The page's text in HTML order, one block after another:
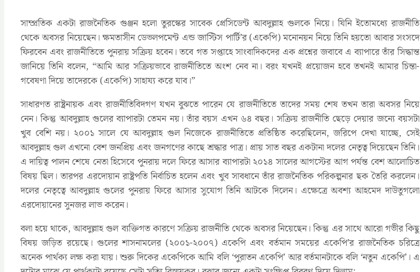
সাম্প্রতিক একটা রাজনৈতিক গুঞ্জন হলো তুরস্কের সাবেক প্রেসিডেন্ট আবদুল্লাহ গুলকে নিয়ে। যিনি ইতোমধ্যে রাজনীতি
থেকে অবসর নিয়েছেন। ক্ষমতাসীন ডেভলপমেন্ট এন্ড জাস্টিস পার্টি’র (একেপি) মনোনয়ন নিয়ে তিনি হয়তো আবার সংসদে
ফিরবেন এবং রাজনীতিতে পুনরায় সক্রিয় হবেন। তবে গত সপ্তাহে সাংবাদিকদের এক প্রশ্নের জবাবে এ ব্যাপারে তাঁর সিদ্ধান্ত
জানিয়ে তিনি বলেন, “আমি আর সক্রিয়ভাবে রাজনীতিতে অংশ নেব না। বরং যখনই প্রয়োজন হবে তখনই আমার চিন্তা-
গবেষণা দিয়ে তাদেরকে (একেপি) সাহায্য করে যাব।”
সাধারণত রাষ্ট্রনায়ক এবং রাজনীতিবিদগণ যখন বুঝতে পারেন যে রাজনীতিতে তাদের সময় শেষ তখন তারা অবসর নিয়ে
নেন। কিন্তু আবদুল্লাহ গুলের ব্যাপারটা তেমন নয়। তাঁর বয়স এখন ৬৪ বছর। সক্রিয় রাজনীতি ছেড়ে দেয়ার জন্যে বয়সটা
খুব বেশি নয়। ২০০১ সালে যে আবদুল্লাহ গুল নিজেকে রাজনীতিতে প্রতিষ্ঠিত করেছিলেন, জরিপে দেখা যাচ্ছে, সেই
আবদুল্লাহ গুল এখনো বেশ জনপ্রিয় এবং জনগণের কাছে শ্রদ্ধার পাত্র। প্রায় সাত বছর একটানা দলের নেতৃত্ব দিয়েছেন তিনি।
এ দায়িত্ব পালন শেষে নেতা হিসেবে পুনরায় দলে ফিরে আসার ব্যাপারটা ২০১৪ সালের আগস্টের আগ পর্যন্ত বেশ আলোচিত
বিষয় ছিল। তারপর এরদোয়ান রাষ্ট্রপতি নির্বাচিত হলেন এবং খুব সাবধানে তাঁর রাজনৈতিক পরিকল্পনার ছক তৈরি করলেন।
দলের নেতৃত্বে আবদুল্লাহ গুলের পুনরায় ফিরে আসার সুযোগ তিনি আটকে দিলেন। এক্ষেত্রে অবশ্য আহমেদ দাউতুগলো
এরদোয়ানের সুনজর লাভ করেন।
বলা হয়ে থাকে, আবদুল্লাহ গুল ব্যক্তিগত কারণে সক্রিয় রাজনীতি থেকে অবসর নিয়েছেন। কিন্তু এর সাথে আরো গভীর কিছু
বিষয় জড়িত রয়েছে। গুলের শাসনামলের (২০০১-২০০৭) একেপি এবং বর্তমান সময়ের একেপি’র রাজনৈতিক চরিত্রে
অনেক পার্থক্য লক্ষ করা যায়। শুরু দিকের একেপিকে আমি বলি ‘পুরাতন একেপি’ আর বর্তমানটাকে বলি ‘নতুন একেপি’। এ